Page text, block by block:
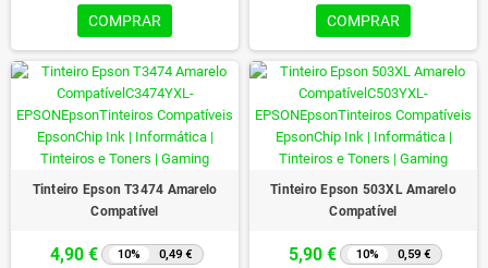
COMPRAR COMPRAR
Tinteiro Epson T3474 Amarelo
Compatível
4,90 € 10% 0,49 €
Tinteiro Epson 503XL Amarelo
Compatível
5,90 € 10% 0,59 €